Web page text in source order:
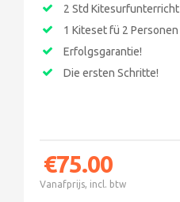
2 Std Kitesurfunterricht
1 Kiteset fü 2 Personen
Erfolgsgarantie!
Die ersten Schritte!
€75.00
Vanafprijs, incl. btw